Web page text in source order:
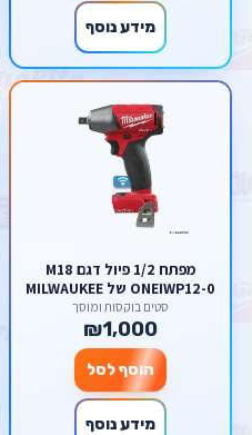
מידע נוסף
מפתח 1/2 פיול דגם M18
ONEIWP12-0 של MILWAUKEE
מילווקי
סטים בוקסות ומוסך
₪1,000
הוסף לסל
מידע נוסף